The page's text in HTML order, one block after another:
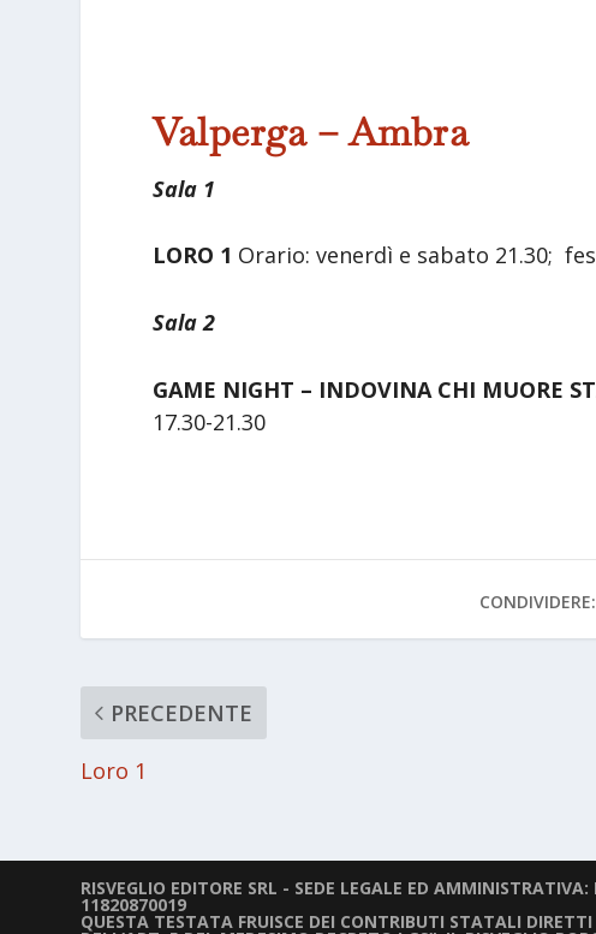
Valperga – Ambra
Sala 1
LORO 1 Orario: venerdì e sabato 21.30;
Sala 2
GAME NIGHT – INDOVINA CHI MUORE
17.30-21.30
CONDIVIDERE:
PRECEDENTE
Loro 1
RISVEGLIO EDITORE SRL - SEDE LEGALE ED
11820870019
QUESTA TESTATA FRUISCE DEI CONTRIBUTI STATALI